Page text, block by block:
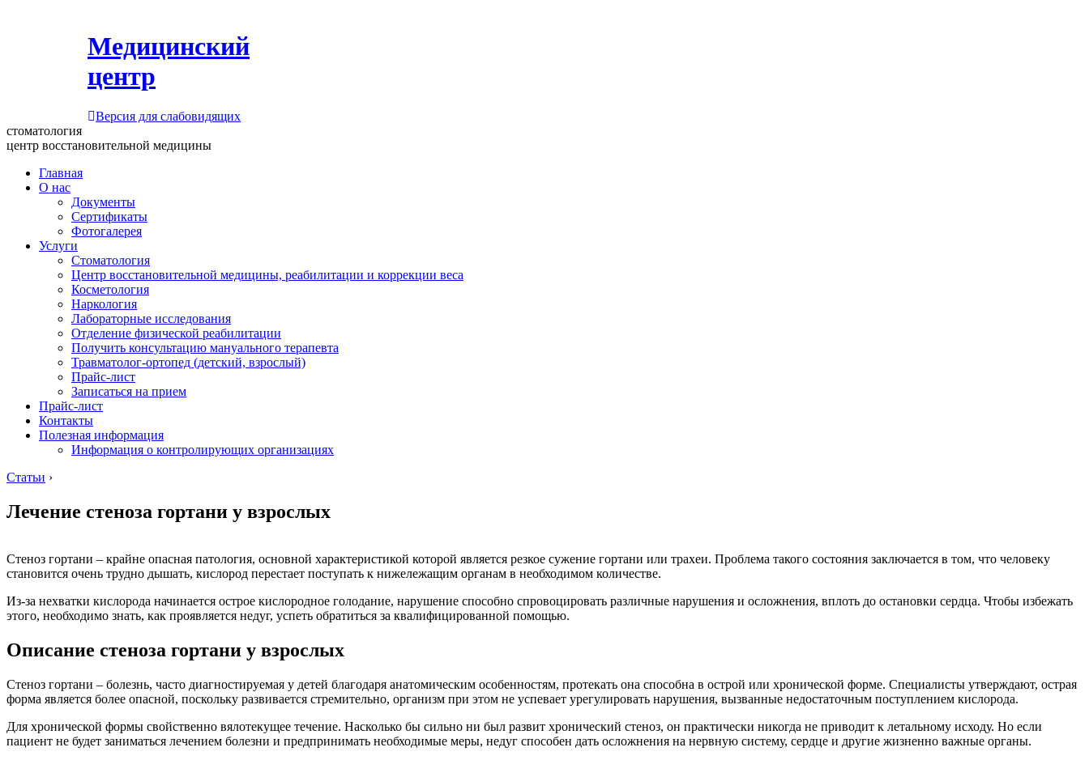
Медицинский
центр
Версия для слабовидящих
стоматология
центр восстановительной медицины
Главная
О нас
Документы
Сертификаты
Фотогалерея
Услуги
Стоматология
Центр восстановительной медицины, реабилитации и коррекции веса
Косметология
Наркология
Лабораторные исследования
Отделение физической реабилитации
Получить консультацию мануального терапевта
Травматолог-ортопед (детский, взрослый)
Прайс-лист
Записаться на прием
Прайс-лист
Контакты
Полезная информация
Информация о контролирующих организациях
Статьи ›
Лечение стеноза гортани у взрослых
Стеноз гортани – крайне опасная патология, основной характеристикой которой является резкое сужение гортани или трахеи. Проблема такого состояния заключается в том, что человеку
становится очень трудно дышать, кислород перестает поступать к нижележащим органам в необходимом количестве.
Из-за нехватки кислорода начинается острое кислородное голодание, нарушение способно спровоцировать различные нарушения и осложнения, вплоть до остановки сердца. Чтобы избежать
этого, необходимо знать, как проявляется недуг, успеть обратиться за квалифицированной помощью.
Описание стеноза гортани у взрослых
Стеноз гортани – болезнь, часто диагностируемая у детей благодаря анатомическим особенностям, протекать она способна в острой или хронической форме. Специалисты утверждают, острая
форма является более опасной, поскольку развивается стремительно, организм при этом не успевает урегулировать нарушения, вызванные недостаточным поступлением кислорода.
Для хронической формы свойственно вялотекущее течение. Насколько бы сильно ни был развит хронический стеноз, он практически никогда не приводит к летальному исходу. Но если
пациент не будет заниматься лечением болезни и предпринимать необходимые меры, недуг способен дать осложнения на нервную систему, сердце и другие жизненно важные органы.